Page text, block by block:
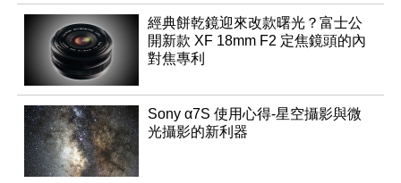
經典餅乾鏡迎來改款曙光？富士公
開新款 XF 18mm F2 定焦鏡頭的內
對焦專利
Sony α7S 使用心得-星空攝影與微
光攝影的新利器